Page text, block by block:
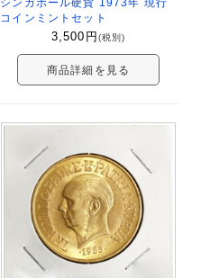
シンガポール硬貨 1973年 現行
コインミントセット
3,500 円 (税別)
商品詳細を見る